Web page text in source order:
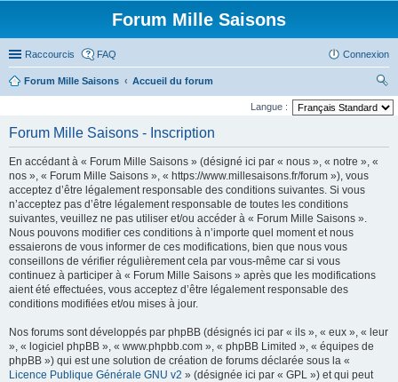
Forum Mille Saisons
Raccourcis FAQ Connexion
Forum Mille Saisons
Accueil du forum
ec
ch
Langue :
Forum Mille Saisons - Inscription
En accédant à « Forum Mille Saisons » (désigné ici par « nous », « notre », «
nos », « Forum Mille Saisons », « https://www.millesaisons.fr/forum »), vous
acceptez d’être légalement responsable des conditions suivantes. Si vous
n’acceptez pas d’être légalement responsable de toutes les conditions
suivantes, veuillez ne pas utiliser et/ou accéder à « Forum Mille Saisons ».
Nous pouvons modifier ces conditions à n’importe quel moment et nous
essaierons de vous informer de ces modifications, bien que nous vous
conseillons de vérifier régulièrement cela par vous-même car si vous
continuez à participer à « Forum Mille Saisons » après que les modifications
aient été effectuées, vous acceptez d’être légalement responsable des
conditions modifiées et/ou mises à jour.
Nos forums sont développés par phpBB (désignés ici par « ils », « eux », « leur
», « logiciel phpBB », « www.phpbb.com », « phpBB Limited », « équipes de
phpBB ») qui est une solution de création de forums déclarée sous la «
Licence Publique Générale GNU v2 » (désignée ici par « GPL ») et qui peut